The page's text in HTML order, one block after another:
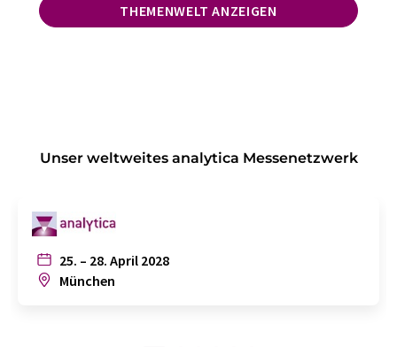
THEMENWELT ANZEIGEN
Unser weltweites analytica Messenetzwerk
25. – 28. April 2028
München